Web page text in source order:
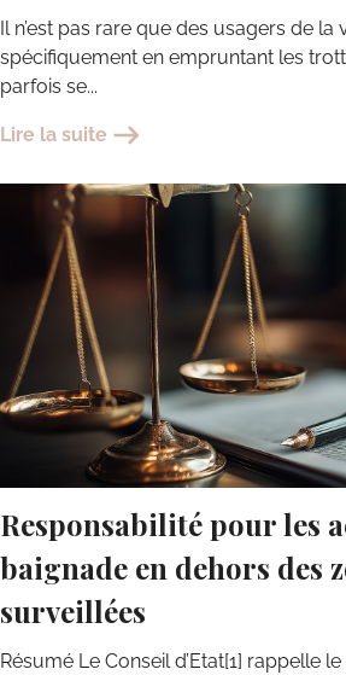
Il n’est pas rare que des usagers de
spécifiquement en empruntant les
parfois se...
Lire la suite
Responsabilité pour les
baignade en dehors des
surveillées
Résumé Le Conseil d’Etat[1] rappelle